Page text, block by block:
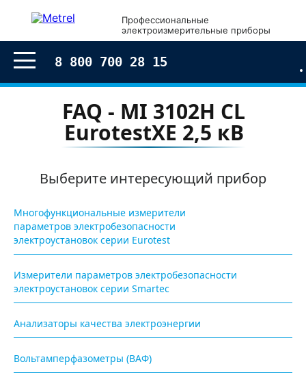
Профессиональные
электроизмерительные приборы
8 800 700 28 15
FAQ - MI 3102H CL
EurotestXE 2,5 кВ
Выберите интересующий прибор
Многофункциональные измерители
параметров электробезопасности
электроустановок серии Eurotest
Измерители параметров электробезопасности
электроустановок серии Smartec
Анализаторы качества электроэнергии
Вольтамперфазометры (ВАФ)